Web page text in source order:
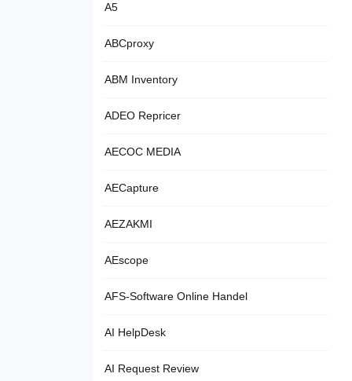
A5
ABCproxy
ABM Inventory
ADEO Repricer
AECOC MEDIA
AECapture
AEZAKMI
AEscope
AFS-Software Online Handel
AI HelpDesk
AI Request Review